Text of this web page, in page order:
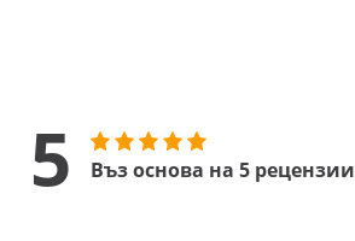
5 Въз основа на 5 рецензии